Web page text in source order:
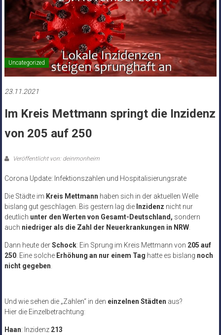
Uncategorized
23.11.2021
Im Kreis Mettmann springt die Inzidenz
von 205 auf 250
Veröffentlicht von: deinmonheim
Corona Update: Infektionszahlen und Hospitalisierungsrate
Die Städte im Kreis Mettmann haben sich in der aktuellen Welle
bislang gut geschlagen. Bis gestern lag die Inzidenz nicht nur
deutlich unter den Werten von Gesamt-Deutschland, sondern
auch niedriger als die Zahl der Neuerkrankungen in NRW.
Dann heute derSchock: Ein Sprung im Kreis Mettmann von 205 auf
250. Eine solche Erhöhung an nur einem Tag hatte es bislang noch
nicht gegeben
Und wie sehen die „Zahlen“ in den einzelnen Städten aus?
Hier die Einzelbetrachtung:
Haan: Inzidenz213